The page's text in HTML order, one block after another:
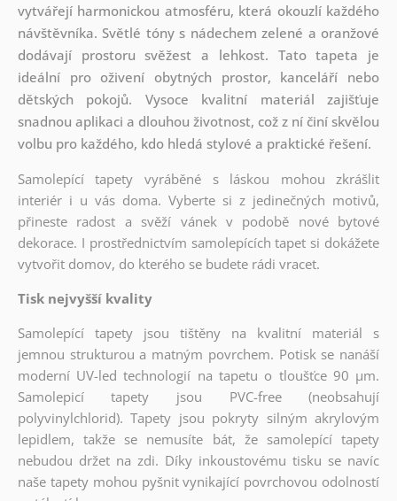
vytvářejí harmonickou atmosféru, která okouzlí každého
návštěvníka. Světlé tóny s nádechem zelené a oranžové
dodávají prostoru svěžest a lehkost. Tato tapeta je
ideální pro oživení obytných prostor, kanceláří nebo
dětských pokojů. Vysoce kvalitní materiál zajišťuje
snadnou aplikaci a dlouhou životnost, což z ní činí skvělou
volbu pro každého, kdo hledá stylové a praktické řešení.
Samolepící tapety vyráběné s láskou mohou zkrášlit
interiér i u vás doma. Vyberte si z jedinečných motivů,
přineste radost a svěží vánek v podobě nové bytové
dekorace. I prostřednictvím samolepících tapet si dokážete
vytvořit domov, do kterého se budete rádi vracet.
Tisk nejvyšší kvality
Samolepící tapety jsou tištěny na kvalitní materiál s
jemnou strukturou a matným povrchem. Potisk se nanáší
moderní UV-led technologií na tapetu o tloušťce 90 µm.
Samolepicí tapety jsou PVC-free (neobsahují
polyvinylchlorid). Tapety jsou pokryty silným akrylovým
lepidlem, takže se nemusíte bát, že samolepící tapety
nebudou držet na zdi. Díky inkoustovému tisku se navíc
naše tapety mohou pyšnit vynikající povrchovou odolností